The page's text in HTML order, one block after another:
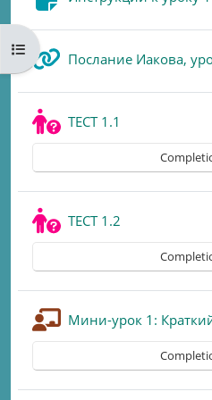
Open course index
Послание Иакова,
ТЕСТ 1.1
ТЕСТ 1.2
Мини-урок 1: